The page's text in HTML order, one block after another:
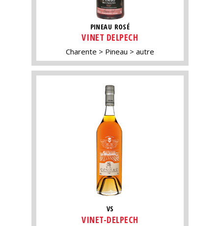
PINEAU ROSÉ
VINET DELPECH
Charente Pineau autre
VS
VINET-DELPECH